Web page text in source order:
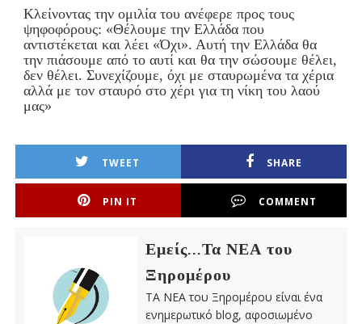
Κλείνοντας την ομιλία του ανέφερε προς τους
ψηφοφόρους: «Θέλουμε την Ελλάδα που
αντιστέκεται και λέει «Όχι». Αυτή την Ελλάδα θα
την πιάσουμε από το αυτί και θα την σώσουμε θέλει,
δεν θέλει. Συνεχίζουμε, όχι με σταυρωμένα τα χέρια
αλλά με τον σταυρό στο χέρι για τη νίκη του λαού
μας»
TWEET SHARE
PIN IT COMMENT
Εμείς...Τα ΝΕΑ του
Ξηρομέρου
ΤΑ ΝΕΑ του Ξηρομέρου είναι ένα
ενημερωτικό blog, αφοσιωμένο